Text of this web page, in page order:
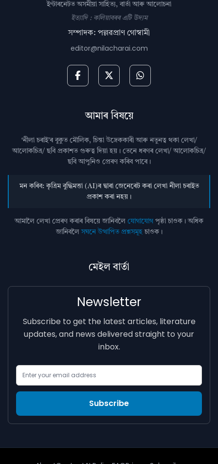
ইণ্টাৰনেটত অসমীয়া সাহিত্য, বাৰ্তা আৰু আলোচনা
ইত্যাদি : কলিয়াবৰৰ এটি উদ্যম
সম্পাদক: পল্লৱপ্ৰাণ গোস্বামী
editor@nilacharai.com
আমাৰ বিষয়ে
‘নীলা চৰাই’ৰ বুকুত মৌলিক, চিন্তা উদ্রেককাৰী আৰু নতুনত্ব থকা লেখা/
আলোকচিত্ৰ/ ছবি প্রকাশত গুৰুত্ব দিয়া হয়। তেনে ধৰণৰ লেখা/ আলোকচিত্ৰ/
ছবি আপুনিও প্রেৰণ কৰিব পাৰে।
মন কৰিব: কৃত্ৰিম বুদ্ধিমত্তা (AI)ৰ দ্বাৰা জেনেৰেট কৰা লেখা নীলা চৰাইত
প্ৰকাশ কৰা নহয়।
আমালৈ লেখা প্ৰেৰণ কৰাৰ বিষয়ে জানিবলৈ যোগাযোগ পৃষ্ঠা চাওক। অধিক
জানিবলৈসঘনে উত্থাপিত প্ৰশ্নসমূহচাওক।
মেইল বাৰ্তা
Newsletter
Subscribe to get the latest articles, literature
updates, and news delivered straight to your
inbox.
Subscribe